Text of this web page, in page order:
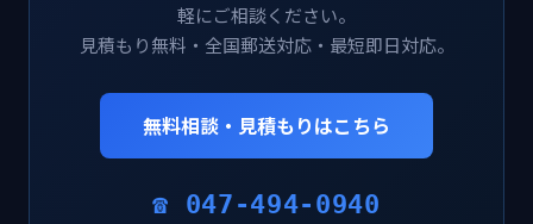
軽にご相談ください。
見積もり無料・全国郵送対応・最短即日対応。
無料相談・見積もりはこちら
☎ 047-494-0940